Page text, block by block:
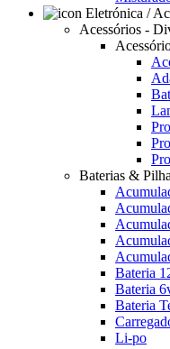
Acessórios -
Baterias &
Bateria
Bateria
Bateria
Li-po